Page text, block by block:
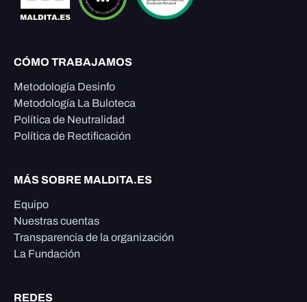
CÓMO TRABAJAMOS
Metodología Desinfo
Metodología La Buloteca
Política de Neutralidad
Política de Rectificación
MÁS SOBRE MALDITA.ES
Equipo
Nuestras cuentas
Transparencia de la organización
La Fundación
REDES